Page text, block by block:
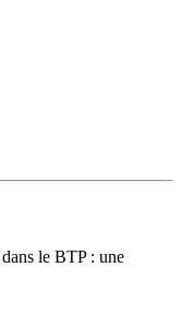
le BTP : une